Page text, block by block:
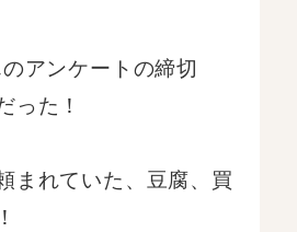
アンケートの締切
った！
まれていた、豆腐、買